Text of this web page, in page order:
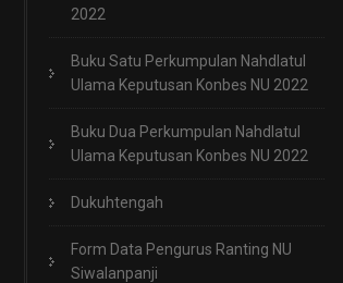
2022
Buku Satu Perkumpulan Nahdlatul
Ulama Keputusan Konbes NU 2022
Buku Dua Perkumpulan Nahdlatul
Ulama Keputusan Konbes NU 2022
Dukuhtengah
Form Data Pengurus Ranting NU
Siwalanpanji